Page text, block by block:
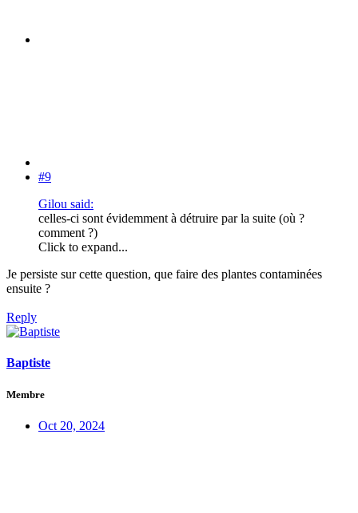
#9
Gilou said:
celles-ci sont évidemment à détruire par la suite (où ?
comment ?)
Click to expand...
Je persiste sur cette question, que faire des plantes contaminées
ensuite ?
Reply
Baptiste
Membre
Oct 20, 2024